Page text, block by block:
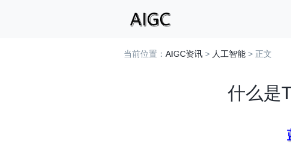
当前位置： AIGC资讯 > 人工智能 > 正文
什么是